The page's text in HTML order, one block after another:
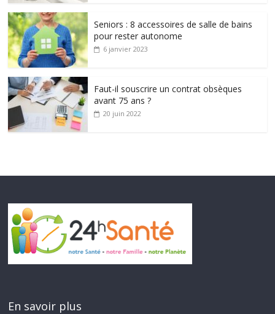
Seniors : 8 accessoires de salle de bains
pour rester autonome
6 janvier 2023
Faut-il souscrire un contrat obsèques
avant 75 ans ?
20 juin 2022
En savoir plus